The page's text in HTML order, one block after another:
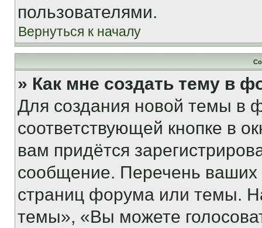
пользователями.
Вернуться к началу
» Как мне создать тему в
Для создания новой темы в
соответствующей кнопке в
вам придётся
сообщение. Перечень ваших
страниц форума или темы.
темы», «Вы можете